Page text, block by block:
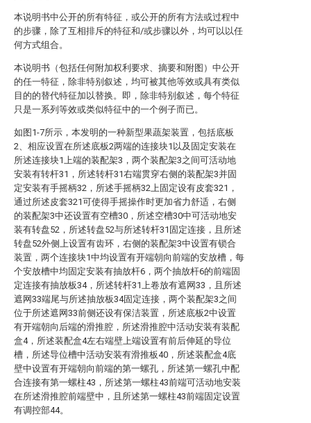
本说明书中公开的所有特征，或公开的所有方法或过程中
的步骤，除了互相排斥的特征和/或步骤以外，均可以以任
何方式组合。
本说明书（包括任何附加权利要求、摘要和附图）中公开
的任一特征，除非特别叙述，均可被其他等效或具有类似
目的的替代特征加以替换。即，除非特别叙述，每个特征
只是一系列等效或类似特征中的一个例子而已。
如图1-7所示，本发明的一种新型果蔬架装置，包括底板
2、相应设置在所述底板2两端的连接块1以及固定安装在
所述连接块1上端的装配架3，两个装配架3之间可活动地
安装有转杆31，所述转杆31右端贯穿右侧的装配架3并固
定安装有手摇柄32，所述手摇柄32上固定设有皮套321，
通过所述皮套321可使得手摇操作时更加省力舒适，右侧
的装配架3中还设置有空槽30，所述空槽30中可活动地安
装有转盘52，所述转盘52与所述转杆31固定连接，且所述
转盘52外侧上设置有齿环，右侧的装配架3中设置有锁合
装置，两个连接块1中均设置有开端朝向前端的安放槽，每
个安放槽中均固定安装有抽放杆6，两个抽放杆6的前端固
定连接有抽放板34，所述转杆31上卷放有遮网33，且所述
遮网33端尾与所述抽放板34固定连接，两个装配架3之间
位于所述遮网33前侧还设有保洁装置，所述底板2中设置
有开端朝向后端的滑推腔，所述滑推腔中活动安装有装配
盒4，所述装配盒4左右端壁上端设置有前后伸延的导位
槽，所述导位槽中活动安装有滑推板40，所述装配盒4底
壁中设置有开端朝向前端的第一螺孔，所述第一螺孔中配
合连接有第一螺柱43，所述第一螺柱43前端可活动地安装
在所述滑推腔前端壁中，且所述第一螺柱43前端固定设置
有调控部44。